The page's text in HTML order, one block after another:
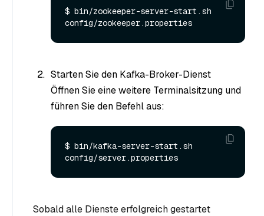
$ bin/zookeeper-server-start.sh
Starten Sie den Kafka-Broker-Dienst
Öffnen Sie eine weitere Terminalsitzung und
führen Sie den Befehl aus:
$ bin/kafka-server-start.sh
Sobald alle Dienste erfolgreich gestartet